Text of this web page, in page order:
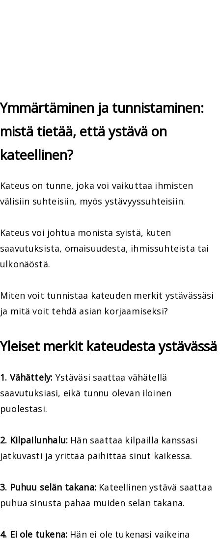
Ymmärtäminen ja tunnistaminen:
mistä tietää, että ystävä on
kateellinen?
Kateus on tunne, joka voi vaikuttaa ihmisten
välisiin suhteisiin, myös ystävyyssuhteisiin.
Kateus voi johtua monista syistä, kuten
saavutuksista, omaisuudesta, ihmissuhteista tai
ulkonäöstä.
Miten voit tunnistaa kateuden merkit ystävässäsi
ja mitä voit tehdä asian korjaamiseksi?
Yleiset merkit kateudesta ystävässä
1. Vähättely: Ystäväsi saattaa vähätellä
saavutuksiasi, eikä tunnu olevan iloinen
puolestasi.
2. Kilpailunhalu: Hän saattaa kilpailla kanssasi
jatkuvasti ja yrittää päihittää sinut kaikessa.
3. Puhuu selän takana:Kateellinen ystävä saattaa
puhua sinusta pahaa muiden selän takana.
4. Ei ole tukena: Hän ei ole tukenasi vaikeina